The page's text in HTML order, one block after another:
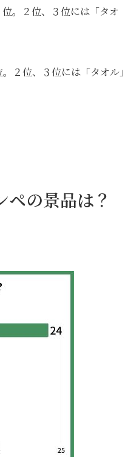
。２位、３位には「タオ
２位、３位には「タオル」
ペの景品は？